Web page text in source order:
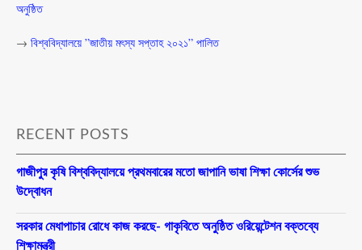
অনুষ্ঠিত
→ বিশ্ববিদ্যালয়ে ”জাতীয় মৎস্য সপ্তাহ ২০২১” পালিত
RECENT POSTS
গাজীপুর কৃষি বিশ্ববিদ্যালয়ে প্রথমবারের মতো জাপানি ভাষা শিক্ষা কোর্সের শুভ
উদ্বোধন
সরকার মেধাপাচার রোধে কাজ করছে- গাকৃবিতে অনুষ্ঠিত ওরিয়েন্টেশন বক্তব্যে
শিক্ষামন্ত্রী